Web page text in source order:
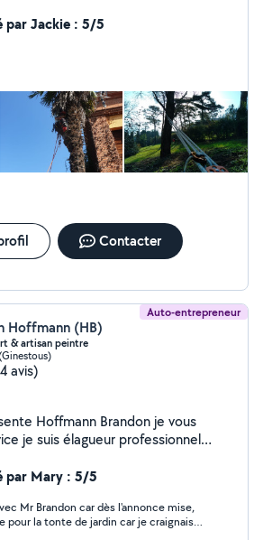
par Jackie : 5/5
Contacter
Auto-entrepreneur
Hoffmann (HB)
& artisan peintre
avis)
Hoffmann Brandon je vous
je suis élagueur professionnel
taille de haie - débroussaillage -
des espaces et massifs -
de chenilles - tente de pelouse -
dangereux avec nacelle -
par Mary : 5/5
Mr Brandon car dès l'annonce mise,
pour la tonte de jardin car je craignais la